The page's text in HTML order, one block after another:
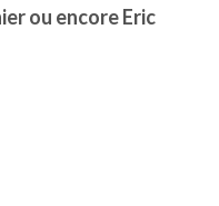
ou encore Eric